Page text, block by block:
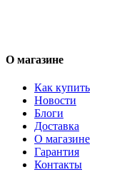
О магазине
Как купить
Новости
Блоги
Доставка
О магазине
Гарантия
Контакты